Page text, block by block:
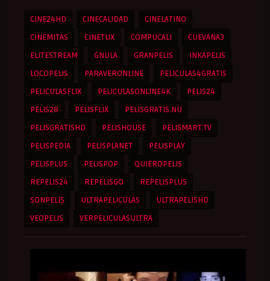
CINE24HD CINECALIDAD
CINELATINO
CINEMITAS
CINETUX COMPUCALI
CUEVANA3
ELITESTREAM
GNULA GRANPELIS
INKAPELIS
LOCOPELIS
PARAVERONLINE
PELICULAS4GRATIS
PELICULASFLIX
PELICULASONLINE4K
PELIS24
PELIS28
PELISFLIX
PELISGRATIS.NU
PELISGRATISHD
PELISHOUSE
PELISMART.TV
PELISPEDIA
PELISPLANET
PELISPLAY
PELISPLUS
PELISPOP
QUIEROPELIS
REPELIS24
REPELISGO
REPELISPLUS
SONPELIS
ULTRAPELICULAS
ULTRAPELISHD
VEOPELIS
VERPELICULASULTRA